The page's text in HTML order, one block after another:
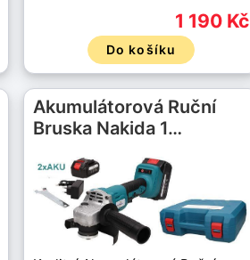
1 190 Kč
Do košíku
Akumulátorová Ruční
Bruska Nakida 1…